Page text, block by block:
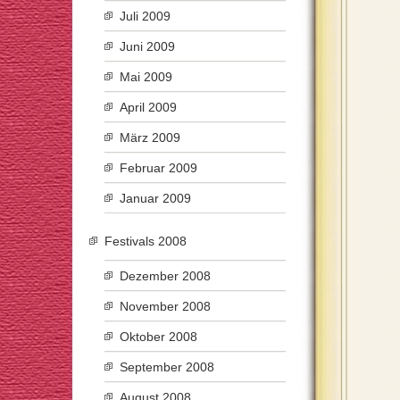
Juli 2009
Juni 2009
Mai 2009
April 2009
März 2009
Februar 2009
Januar 2009
Festivals 2008
Dezember 2008
November 2008
Oktober 2008
September 2008